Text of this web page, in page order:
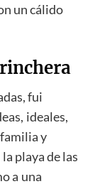
un cálido
fui
ideales,
y
playa de las
a una